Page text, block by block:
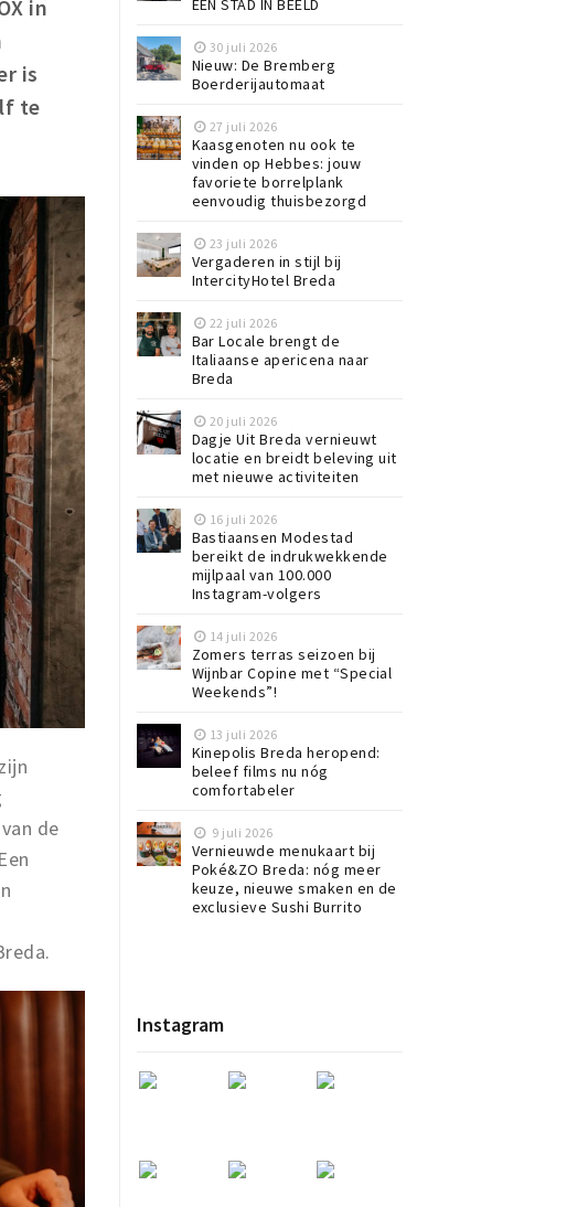
in
is
te
de
EEN STAD IN BEELD
30 juli 2026
Nieuw: De Bremberg
Boerderijautomaat
27 juli 2026
Kaasgenoten nu ook te
vinden op Hebbes: jouw
favoriete borrelplank
eenvoudig thuisbezorgd
23 juli 2026
Vergaderen in stijl bij
IntercityHotel Breda
22 juli 2026
Bar Locale brengt de
Italiaanse apericena naar
Breda
20 juli 2026
Dagje Uit Breda vernieuwt
locatie en breidt beleving uit
met nieuwe activiteiten
16 juli 2026
Bastiaansen Modestad
bereikt de indrukwekkende
mijlpaal van 100.000
Instagram-volgers
14 juli 2026
Zomers terras seizoen bij
Wijnbar Copine met “Special
Weekends”!
13 juli 2026
Kinepolis Breda heropend:
beleef films nu nóg
comfortabeler
9 juli 2026
Vernieuwde menukaart bij
Poké&ZO Breda: nóg meer
keuze, nieuwe smaken en de
exclusieve Sushi Burrito
Instagram